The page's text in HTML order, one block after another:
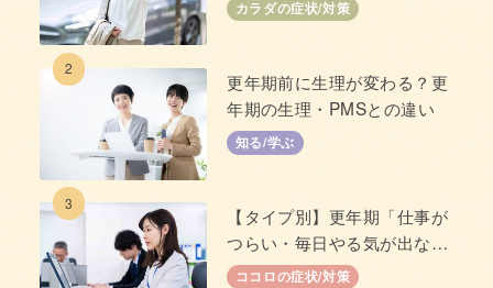
カラダの症状/対策
2
更年期前に生理が変わる？更
年期の生理・PMSとの違い
知る/学ぶ
3
【タイプ別】更年期「仕事が
つらい・毎日やる気が出な
い」原因と対策
ココロの症状/対策